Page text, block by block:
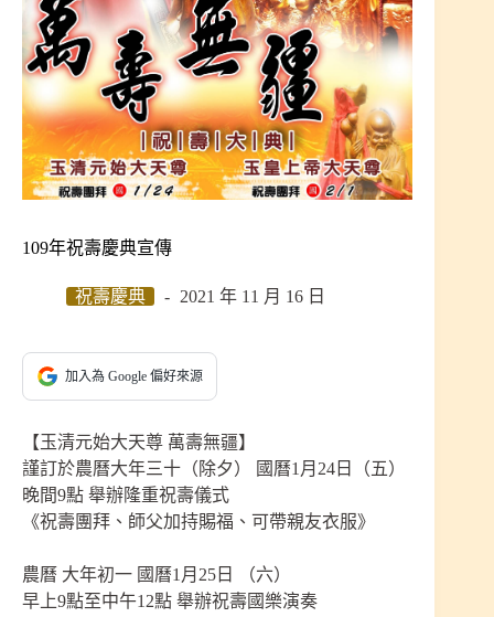
109年祝壽慶典宣傳
祝壽慶典 2021 年 11 月 16 日
加入為 Google 偏好來源
【玉清元始大天尊 萬壽無疆】
謹訂於農曆大年三十（除夕） 國曆1月24日（五）
晚間9點 舉辦隆重祝壽儀式
《祝壽團拜、師父加持賜福、可帶親友衣服》
農曆 大年初一 國曆1月25日 （六）
早上9點至中午12點 舉辦祝壽國樂演奏